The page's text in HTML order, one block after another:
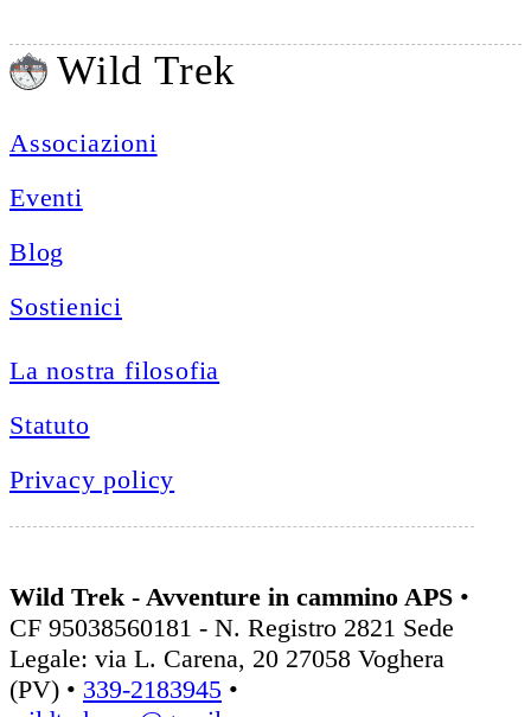
Wild Trek
Associazioni
Eventi
Blog
Sostienici
La nostra filosofia
Statuto
Privacy policy
Wild Trek - Avventure in cammino APS •
CF 95038560181 - N. Registro 2821 Sede
Legale: via L. Carena, 20 27058 Voghera
(PV) • 339-2183945 •